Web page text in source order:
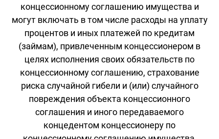
концессионному соглашению имущества и
могут включать в том числе расходы на уплату
процентов и иных платежей по кредитам
(займам), привлеченным концессионером в
целях исполнения своих обязательств по
концессионному соглашению, страхование
риска случайной гибели и (или) случайного
повреждения объекта концессионного
соглашения и иного передаваемого
концедентом концессионеру по